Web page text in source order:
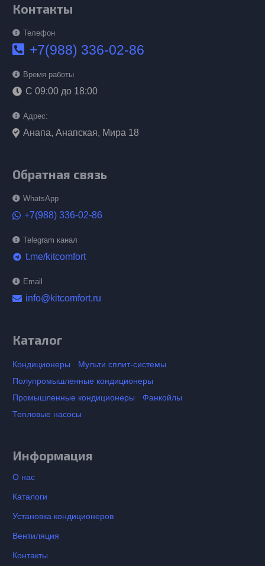
Контакты
Телефон
+7(988) 336-02-86
Время работы
С 09:00 до 18:00
Адрес:
Анапа, Анапская, Мира 18
Обратная связь
WhatsApp
+7(988) 336-02-86
Telegram канал
telegram t.me/kitcomfort
Email
info@kitcomfort.ru
Каталог
Кондиционеры
Мульти сплит-системы
Полупромышленные кондиционеры
Промышленные кондиционеры
Фанкойлы
Тепловые насосы
Информация
О нас
Каталоги
Установка кондиционеров
Вентиляция
Контакты